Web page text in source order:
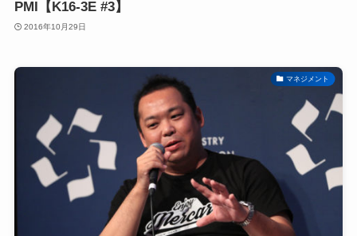
PMI【K16-3E #3】
2016年10月29日
マネジメント